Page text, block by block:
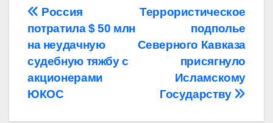
Навигация
по
записям
Террористическое
подполье
Северного Кавказа
присягнуло
Исламскому
Государству
Россия
потратила $ 50 млн
на неудачную
судебную тяжбу с
акционерами
ЮКОС